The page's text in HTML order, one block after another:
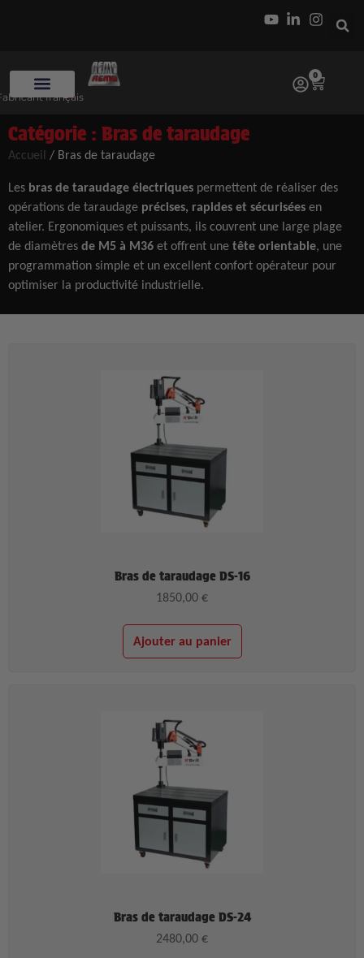
français
0
Catégorie : Bras de taraudage
Accueil / Bras de taraudage
Les bras de taraudage électriques permettent de réaliser des
opérations de taraudage précises, rapides et sécurisées en
atelier. Ergonomiques et puissants, ils couvrent une large plage
de diamètres de M5 à M36 et offrent une tête orientable, une
programmation simple et un excellent confort opérateur pour
optimiser la productivité industrielle.
Bras de taraudage DS-16
1850,00 €
Ajouter au panier
Bras de taraudage DS-24
2480,00 €